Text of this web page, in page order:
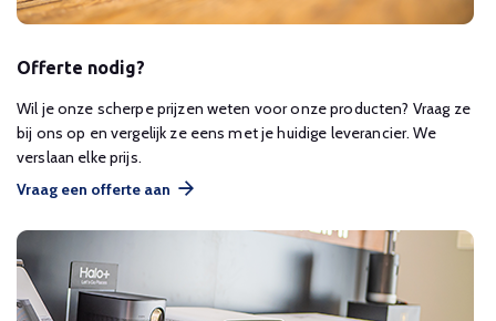
Offerte nodig?
Wil je onze scherpe prijzen weten voor onze producten? Vraag ze
bij ons op en vergelijk ze eens met je huidige leverancier. We
verslaan elke prijs.
Vraag een offerte aan